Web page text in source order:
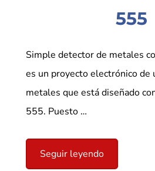
555
Simple detector de metales
es un proyecto electrónico de
metales que está diseñado
555. Puesto …
Seguir leyendo